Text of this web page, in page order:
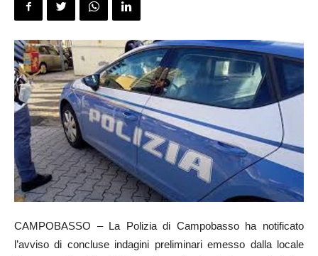
CAMPOBASSO – La Polizia di Campobasso ha notificato
l’avviso di concluse indagini preliminari emesso dalla locale